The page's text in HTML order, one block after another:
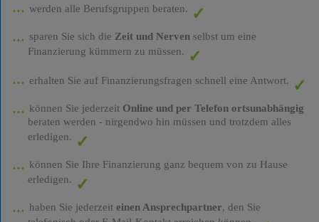
werden alle Berufsgruppen beraten.
sparen Sie sich die Zeit und Nervenselbst um eine
Finanzierung kümmern zu müssen.
erhalten Sie auf Finanzierungsfragen schnell eine Antwort.
können Sie jederzeit Online und per Telefon ortsunabhängig
beraten werden - nirgendwo hin müssen und trotzdem alles
erledigen.
können Sie Ihre Finanzierung ganz bequem von zu Hause
erledigen.
haben Sie jederzeit einen Ansprechpartner, den Sie